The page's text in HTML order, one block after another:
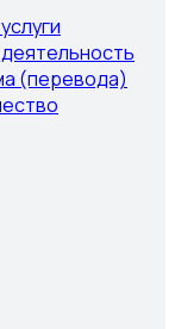
(перевода)